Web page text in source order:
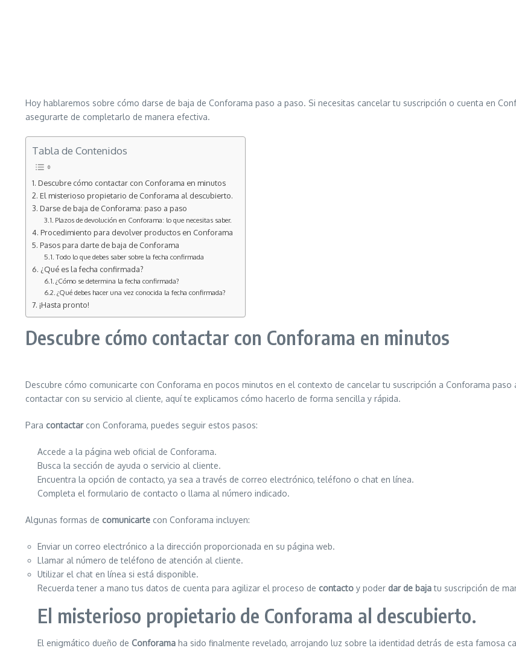
Hoy hablaremos sobre cómo darse de baja de Conforama paso a paso. Si necesitas cancelar tu suscripción o cuenta en
asegurarte de completarlo de manera efectiva.
Tabla de Contenidos
Descubre cómo contactar con Conforama en minutos
El misterioso propietario de Conforama al descubierto.
Darse de baja de Conforama: paso a paso
Plazos de devolución en Conforama: lo que necesitas saber.
Procedimiento para devolver productos en Conforama
Pasos para darte de baja de Conforama
Todo lo que debes saber sobre la fecha confirmada
¿Qué es la fecha confirmada?
¿Cómo se determina la fecha confirmada?
¿Qué debes hacer una vez conocida la fecha confirmada?
¡Hasta pronto!
Descubre cómo contactar con Conforama en minutos
Descubre cómo comunicarte con Conforama en pocos minutos en el contexto de cancelar tu suscripción a Conforama paso
contactar con su servicio al cliente, aquí te explicamos cómo hacerlo de forma sencilla y rápida.
Para contactarcon Conforama, puedes seguir estos pasos:
Accede a la página web oficial de Conforama.
Busca la sección de ayuda o servicio al cliente.
Encuentra la opción de contacto, ya sea a través de correo electrónico, teléfono o chat en línea.
Completa el formulario de contacto o llama al número indicado.
Algunas formas de comunicarte con Conforama incluyen:
Enviar un correo electrónico a la dirección proporcionada en su página web.
Llamar al número de teléfono de atención al cliente.
Utilizar el chat en línea si está disponible.
Recuerda tener a mano tus datos de cuenta para agilizar el proceso de contacto y poder dar de bajatu suscripción de
El misterioso propietario de Conforama al descubierto.
El enigmático dueño de Conforama ha sido finalmente revelado, arrojando luz sobre la identidad detrás de esta famosa